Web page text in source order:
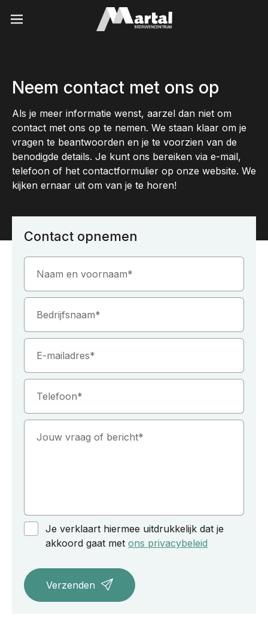
Neem contact met ons op
Als je meer informatie wenst, aarzel dan niet om
contact met ons op te nemen. We staan klaar om je
vragen te beantwoorden en je te voorzien van de
benodigde details. Je kunt ons bereiken via e-mail,
telefoon of het contactformulier op onze website. We
kijken ernaar uit om van je te horen!
Contact opnemen
Naam en voornaam
Bedrijfsnaam
E-mailadres
Telefoon
Jouw vraag of bericht
Je verklaart hiermee uitdrukkelijk dat je
akkoord gaat met ons privacybeleid
Verzenden